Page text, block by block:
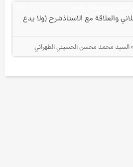
والعلاقة مع الاستاذشرح (ولا يدع
السيد محمد محسن الحسيني الطهراني